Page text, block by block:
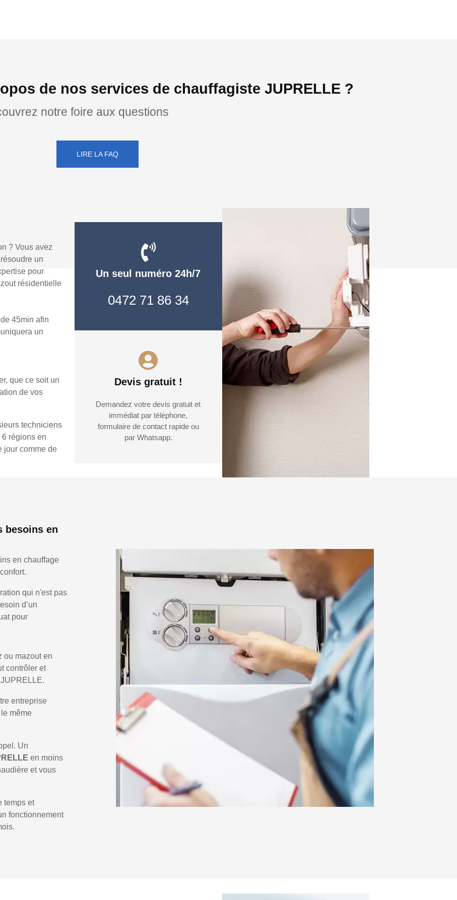
de nos services de chauffagiste JUPRELLE ?
notre foire aux questions
LIRE LA FAQ
? Vous avez
un
pour
résidentielle
45min afin
un
que ce soit un
de vos
techniciens
régions en
jour comme de
Un seul numéro 24h/7
0472 71 86 34
Devis gratuit !
Demandez votre devis gratuit et
immédiat par téléphone,
formulaire de contact rapide ou
par Whatsapp.
besoins en
en chauffage
qui n'est pas
d’un
pour
ou mazout en
contrôler et
entreprise
même
Un
en moins
et vous
temps et
fonctionnement